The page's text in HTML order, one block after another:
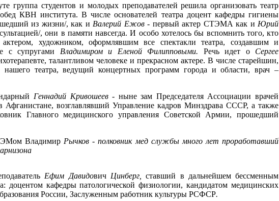
группа студентов и молодых преподавателей решила организовать театр
КВН института. В числе основателей театра доцент кафедры гигиены
из жизни/, как и Валерий Ежов- первый актер СТЭМА как и Юрий
, они в памяти навсегда. И особо хотелось бы вспомнить того, кто
художником, оформлявшим все спектакли театра, создавшим и
с супругами Владимиром и Еленой Филипповыми. Речь идет о Сергее
талантливом человеке и прекрасном актере. В числе старейшин,
театра, ведущий концертных программ города и области, врач –
Геннадий Кривошеев- ныне зам Председателя Ассоциации врачей
возглавлявший Управление кадров Минздрава СССР, а также
Главного медицинского управления Советской Армии, прошедший
Владимир Рычков - полковник мед службы много лет проработавший
Ефим ДавидовичЦинберг,ставший в дальнейшем бессменным
доцентом кафедры патологической физиологии, кандидатом медицинских
России, Заслуженным работник культуры РСФСР.